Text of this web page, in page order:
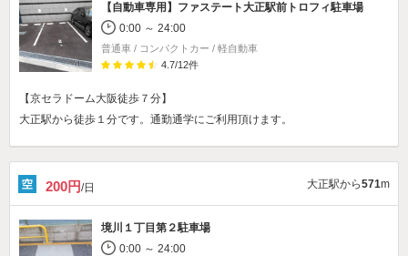
【自動車専用】 ファステート大正駅前トロフィ駐車場
0:00 ～ 24:00
普通車 / コンパクトカー / 軽自動車
4.7/12件
【京セラドーム大阪徒歩７分】
大正駅から徒歩１分です。通勤通学にご利用頂けます。
200円/日 大正駅から571m
境川１丁目第２駐車場
0:00 ～ 24:00